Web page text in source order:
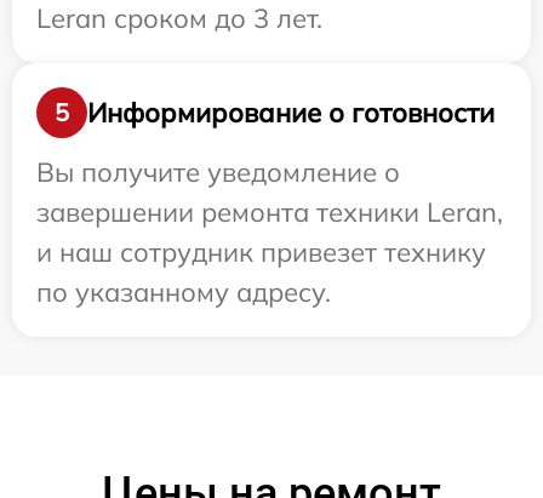
Leran сроком до 3 лет.
5
Информирование о готовности
Вы получите уведомление о
завершении ремонта техники Leran,
и наш сотрудник привезет технику
по указанному адресу.